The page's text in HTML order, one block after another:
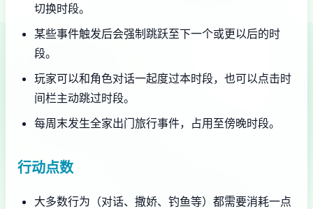
切换时段。
某些事件触发后会强制跳跃至下一个或更以后的时
段。
玩家可以和角色对话一起度过本时段，也可以点击时
间栏主动跳过时段。
每周末发生全家出门旅行事件，占用至傍晚时段。
行动点数
大多数行为（对话、撒娇、钓鱼等）都需要消耗一点